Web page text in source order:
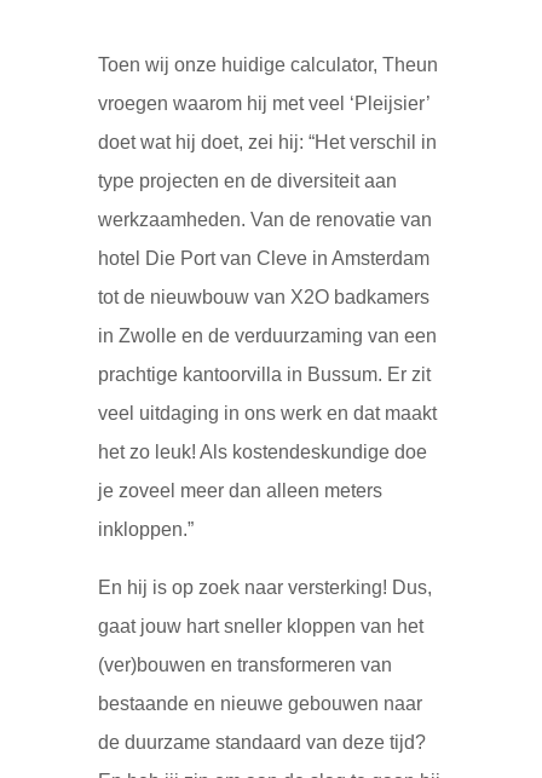
Toen wij onze huidige calculator, Theun
vroegen waarom hij met veel ‘Pleijsier’
doet wat hij doet, zei hij: “Het verschil in
type projecten en de diversiteit aan
werkzaamheden. Van de renovatie van
hotel Die Port van Cleve in Amsterdam
tot de nieuwbouw van X2O badkamers
in Zwolle en de verduurzaming van een
prachtige kantoorvilla in Bussum. Er zit
veel uitdaging in ons werk en dat maakt
het zo leuk! Als kostendeskundige doe
je zoveel meer dan alleen meters
inkloppen.”
En hij is op zoek naar versterking! Dus,
gaat jouw hart sneller kloppen van het
(ver)bouwen en transformeren van
bestaande en nieuwe gebouwen naar
de duurzame standaard van deze tijd?